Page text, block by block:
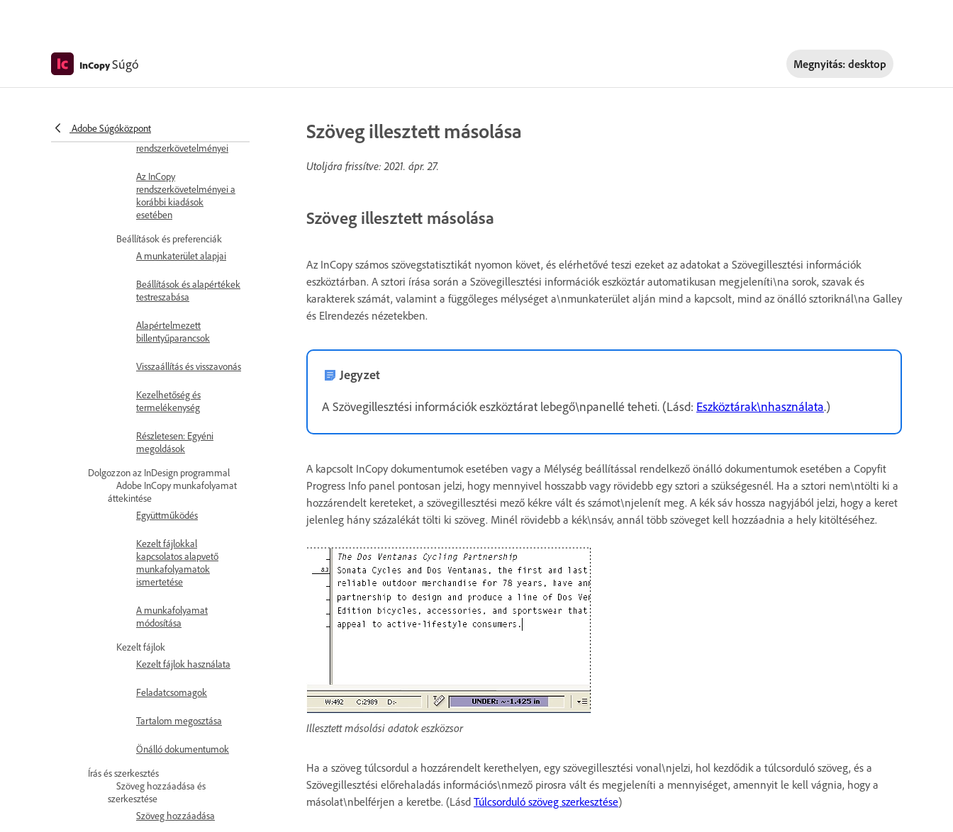
InCopySúgó Megnyitás: desktop
Adobe Súgóközpont
InCopy 2026. júliusi kibocsátási
Az InCopy
rendszerkövetelményei
Az InCopy
rendszerkövetelményei a
korábbi kiadások
esetében
Beállítások és preferenciák
A munkaterület alapjai
Beállítások és alapértékek
testreszabása
Alapértelmezett
billentyűparancsok
Visszaállítás és visszavonás
Kezelhetőség és
termelékenység
Részletesen: Egyéni
megoldások
Dolgozzon az InDesign programmal
Adobe InCopy munkafolyamat
áttekintése
Együttműködés
Kezelt fájlokkal
kapcsolatos alapvető
munkafolyamatok
ismertetése
A munkafolyamat
módosítása
Kezelt fájlok
Kezelt fájlok használata
Feladatcsomagok
Tartalom megosztása
Önálló dokumentumok
Írás és szerkesztés
Szöveg hozzáadása és
szerkesztése
Szöveg hozzáadása
Szöveg illesztett másolása
Utoljára frissítve:2021. ápr. 27.
Szöveg illesztett másolása
Az InCopy számos szövegstatisztikát nyomon követ, és elérhetővé teszi ezeket az adatokat a Szövegillesztési információk
eszköztárban. A sztori írása során a Szövegillesztési információk eszköztár automatikusan megjeleníti\na sorok, szavak és
karakterek számát, valamint a függőleges mélységet a\nmunkaterület alján mind a kapcsolt, mind az önálló sztoriknál\na Galley
és Elrendezés nézetekben.
Jegyzet
A Szövegillesztési információk eszköztárat lebegő\npanellé teheti. (Lásd: Eszköztárak\nhasználata.)
A kapcsolt InCopy dokumentumok esetében vagy a Mélység beállítással rendelkező önálló dokumentumok esetében a Copyfit
Progress Info panel pontosan jelzi, hogy mennyivel hosszabb vagy rövidebb egy sztori a szükségesnél. Ha a sztori nem\ntölti ki a
hozzárendelt kereteket, a szövegillesztési mező kékre vált és számot\njelenít meg. A kék sáv hossza nagyjából jelzi, hogy a keret
jelenleg hány százalékát tölti ki szöveg. Minél rövidebb a kék\nsáv, annál több szöveget kell hozzáadnia a hely kitöltéséhez.
Illesztett másolási adatok eszközsor
Ha a szöveg túlcsordul a hozzárendelt kerethelyen, egy szövegillesztési vonal\njelzi, hol kezdődik a túlcsorduló szöveg, és a
Szövegillesztési előrehaladás információs\nmező pirosra vált és megjeleníti a mennyiséget, amennyit le kell vágnia, hogy a
másolat\nbelférjen a keretbe. (Lásd Túlcsorduló szöveg szerkesztése)